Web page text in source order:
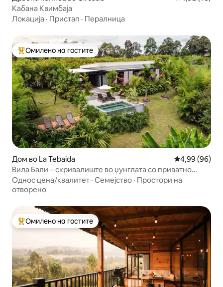
Кабана Квимбаја
Локација · Пристап · Пералница
Меѓу најуспешните „Омилени на гостите“
Омилено на гостите
Дом во La Tebaida Просечна
4,99 (96)
Вила Бали – скривалиште во џунглата со приватно
џакузи
Однос цена/квалитет · Семејство · Простори на
отворено
Меѓу најуспешните „Омилени на гостите“
Омилено на гостите